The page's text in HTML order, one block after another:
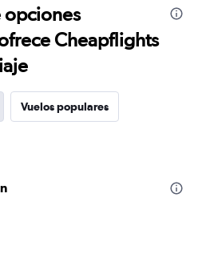
opciones
Cheapflights
Vuelos populares